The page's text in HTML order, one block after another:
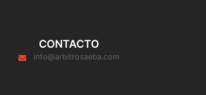
CONTACTO
info@arbitrosaeba.com